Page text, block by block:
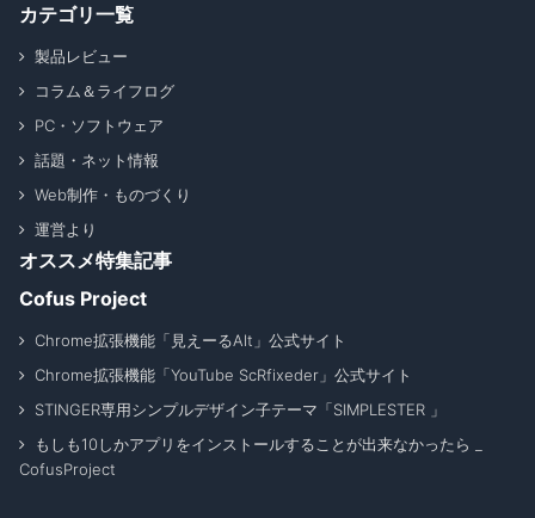
カテゴリ一覧
製品レビュー
コラム＆ライフログ
PC・ソフトウェア
話題・ネット情報
Web制作・ものづくり
運営より
オススメ特集記事
Cofus Project
Chrome拡張機能「見えーるAlt」公式サイト
Chrome拡張機能「YouTube ScRfixeder」公式サイト
STINGER専用シンプルデザイン子テーマ「SIMPLESTER 」
もしも10しかアプリをインストールすることが出来なかったら _
CofusProject